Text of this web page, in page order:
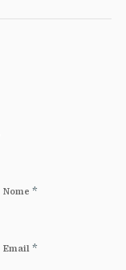
Nome *
Email *